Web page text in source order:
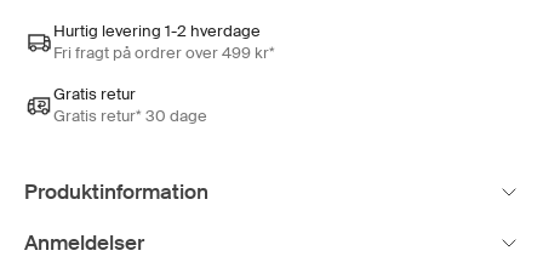
Hurtig levering 1-2 hverdage
Fri fragt på ordrer over 499 kr*
Gratis retur
Gratis retur* 30 dage
Produktinformation
Anmeldelser